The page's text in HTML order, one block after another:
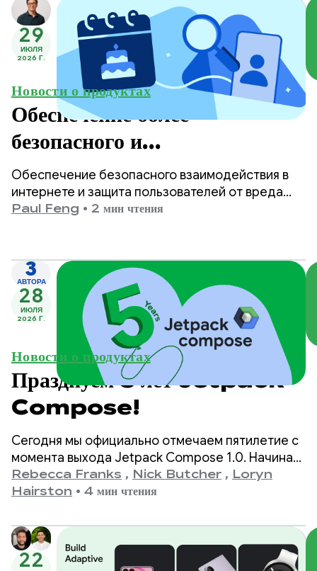
29
ИЮЛЯ
2026 Г.
Новости о продуктах
Обеспечение более
безопасного и
соответствующего возрасту
контента в Google Play.
Обеспечение безопасного взаимодействия в
интернете и защита пользователей от вреда
являются одними из главных приоритетов
Paul Feng • 2 мин чтения
3
АВТОРА
28
ИЮЛЯ
2026 Г.
Новости о продуктах
Празднуем 5 лет Jetpack
Compose!
Сегодня мы официально отмечаем пятилетие с
момента выхода Jetpack Compose 1.0. Начиная
с версии 1.0, анонсированной 28 июля 2021 года,
и заканчивая нашей последней версией 1.11, мы
и мы хотим отметить это событие.
Rebecca Franks , Nick Butcher , Loryn
Hairston • 4 мин чтения
22